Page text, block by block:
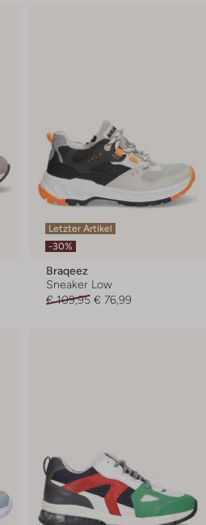
Letzter Artikel
-30%
Braqeez
Sneaker Low
€ 109,95 € 76,99